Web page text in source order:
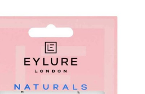
NATURALI
Fragranze Nature
Corpo